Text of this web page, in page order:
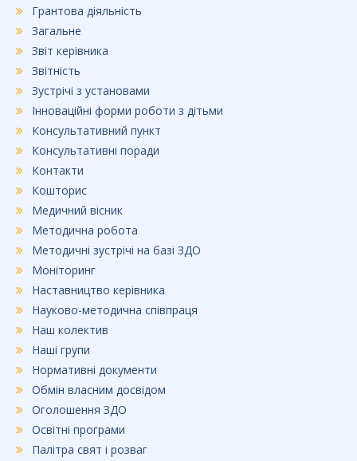
Грантова діяльність
Загальне
Звіт керівника
Звітність
Зустрічі з установами
Інноваційні форми роботи з дітьми
Консультативний пункт
Консультативні поради
Контакти
Кошторис
Медичний вісник
Методична робота
Методичні зустрічі на базі ЗДО
Моніторинг
Наставництво керівника
Науково-методична співпраця
Наш колектив
Наші групи
Нормативні документи
Обмін власним досвідом
Оголошення ЗДО
Освітні програми
Палітра свят і розваг